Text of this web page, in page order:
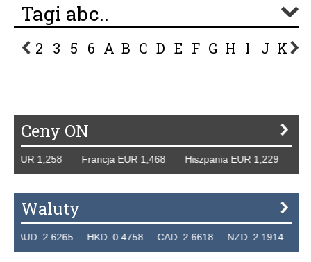
Tagi abc..
2 3 5 6 A B C D E F G H I J K L
Ceny ON
1,258 Francja EUR 1,468 Hiszpania EUR 1,229 WB
Waluty
2.6265 HKD 0.4758 CAD 2.6618 NZD 2.1914